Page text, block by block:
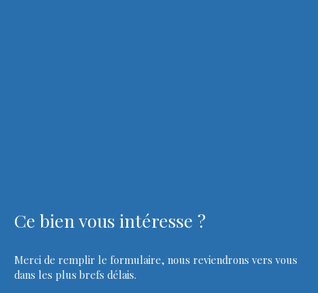
Ce bien vous intéresse ?
Merci de remplir le formulaire, nous reviendrons vers vous
dans les plus brefs délais.